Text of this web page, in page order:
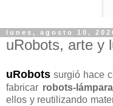
lunes, agosto 10,
uRobots, arte y
uRobots surgió hace
fabricar robots-
ellos y reutilizando